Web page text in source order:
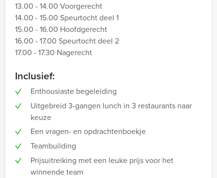
13.00 - 14.00 Voorgerecht
14.00 - 15.00 Speurtocht deel 1
15.00 - 16.00 Hoofdgerecht
16.00 - 17.00 Speurtocht deel 2
17.00 - 17.30 Nagerecht
Inclusief:
Enthousiaste begeleiding
Uitgebreid 3-gangen lunch in 3 restaurants naar
keuze
Een vragen- en opdrachtenboekje
Teambuilding
Prijsuitreiking met een leuke prijs voor het
winnende team